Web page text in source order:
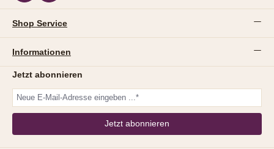
Shop Service
Informationen
Jetzt abonnieren
Jetzt abonnieren